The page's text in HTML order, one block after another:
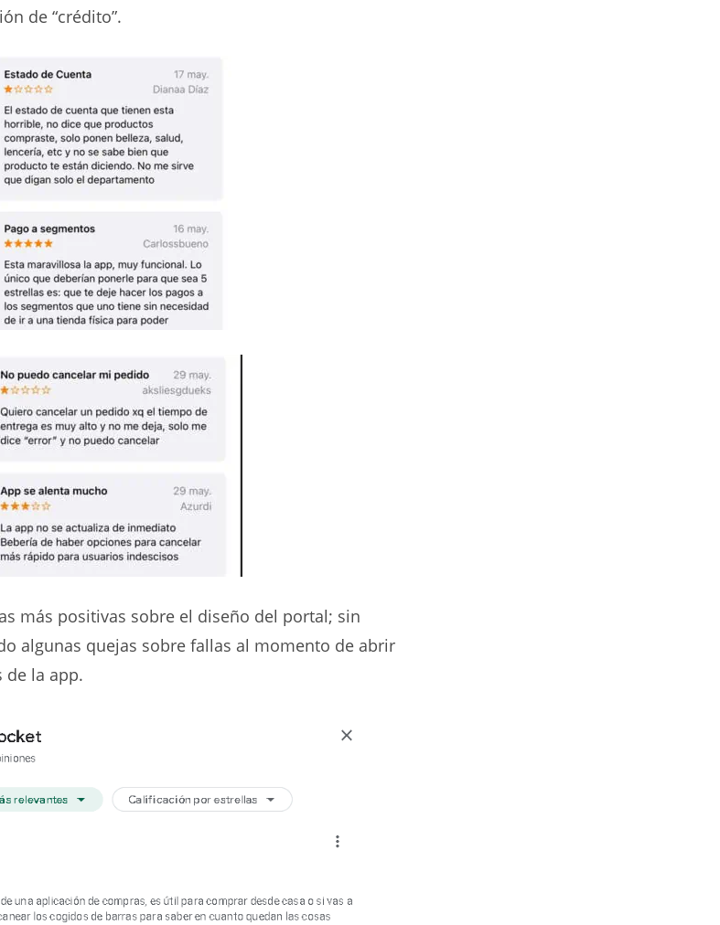
de “crédito”.
más positivas sobre el diseño del portal; sin
algunas quejas sobre fallas al momento de abrir
de la app.